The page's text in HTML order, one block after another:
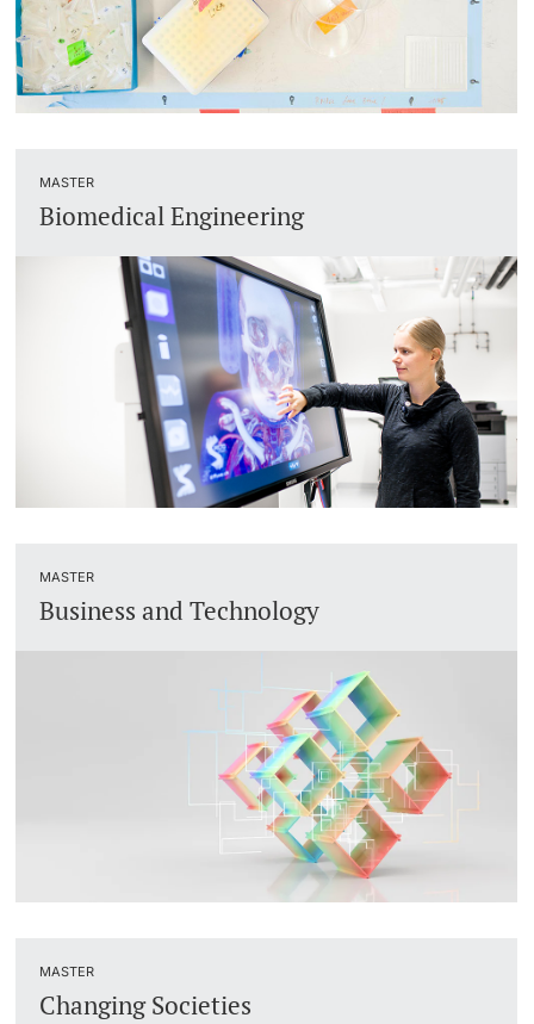
MASTER
Biomedical Engineering
MASTER
Business and Technology
MASTER
Changing Societies